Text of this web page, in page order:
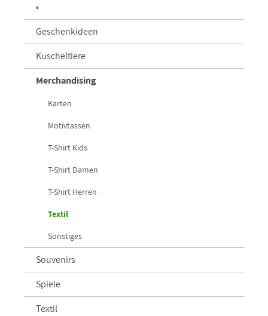
•
Geschenkideen
Kuscheltiere
Merchandising
Karten
Motivtassen
T-Shirt Kids
T-Shirt Damen
T-Shirt Herren
Textil
Sonstiges
Souvenirs
Spiele
Textil